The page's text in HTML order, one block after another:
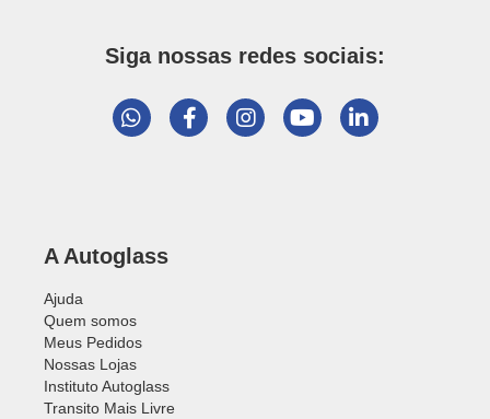
Siga nossas redes sociais:
A Autoglass
Ajuda
Quem somos
Meus Pedidos
Nossas Lojas
Instituto Autoglass
Transito Mais Livre